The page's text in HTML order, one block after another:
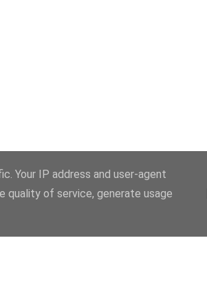
Blogger
Your IP address and user-agent
quality of service, generate usage